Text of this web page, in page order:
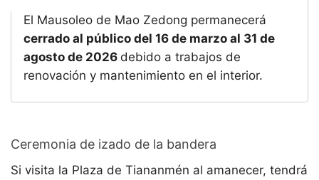
El Mausoleo de Mao Zedong permanecerá
cerrado al público del 16 de marzo al 31 de
agosto de 2026 debido a trabajos de
renovación y mantenimiento en el interior.
Ceremonia de izado de la bandera
Si visita la Plaza de Tiananmén al amanecer, tendrá